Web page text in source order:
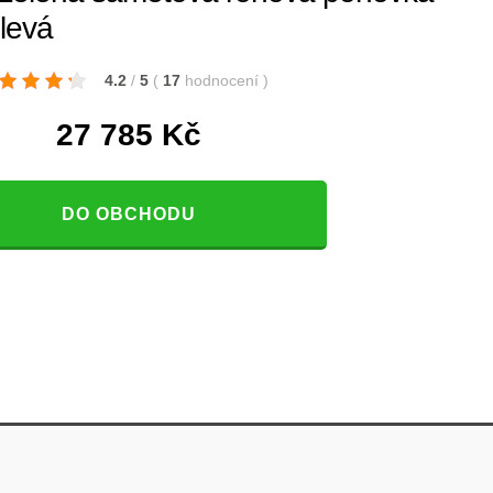
4.2 / 5 ( 17 hodnocení )
27 785 Kč
DO OBCHODU